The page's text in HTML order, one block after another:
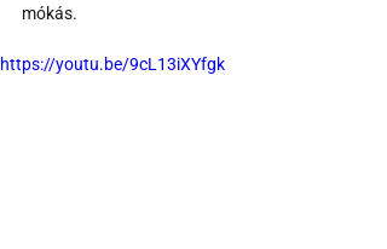
mókás.
https://youtu.be/9cL13iXYfgk